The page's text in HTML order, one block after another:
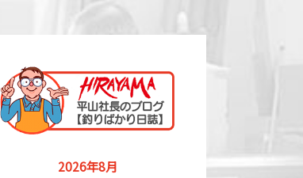
2026年8月